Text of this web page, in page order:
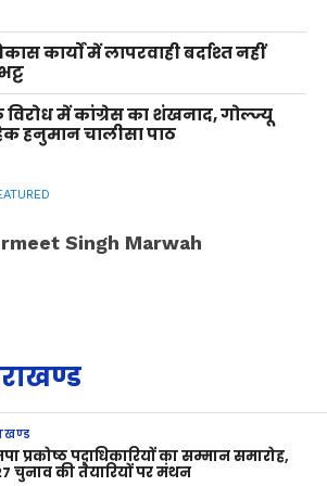
कार्यों में लापरवाही बर्दाश्त नहीं
में कांग्रेस का शंखनाद, गोल्ज्यू
हनुमान चालीसा पाठ
Singh Marwah
प्रकोष्ठ पदाधिकारियों का सम्मान समारोह,
चुनाव की तैयारियों पर मंथन